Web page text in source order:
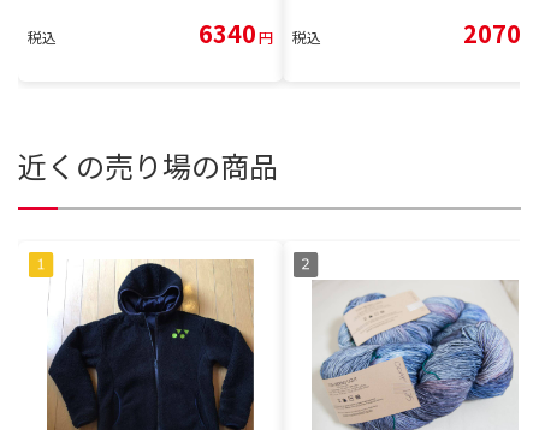
税込 6340円 税込 2070
近くの売り場の商品